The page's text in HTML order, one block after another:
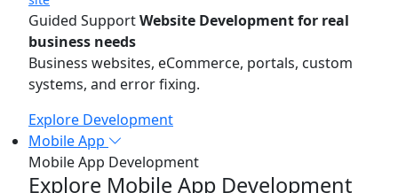
Guided SupportWebsite Development for real
business needs
Business websites, eCommerce, portals, custom
systems, and error fixing.
Explore Development
Mobile App
Mobile App Development
Explore Mobile App Development